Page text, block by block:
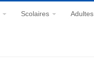
Scolaires Adultes